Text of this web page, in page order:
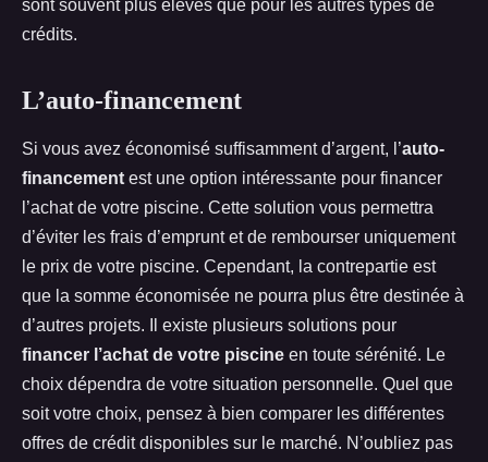
sont souvent plus élevés que pour les autres types de
crédits.
L’auto-financement
Si vous avez économisé suffisamment d’argent, l’auto-
financement est une option intéressante pour financer
l’achat de votre piscine. Cette solution vous permettra
d’éviter les frais d’emprunt et de rembourser uniquement
le prix de votre piscine. Cependant, la contrepartie est
que la somme économisée ne pourra plus être destinée à
d’autres projets. Il existe plusieurs solutions pour
financer l’achat de votre piscine en toute sérénité. Le
choix dépendra de votre situation personnelle. Quel que
soit votre choix, pensez à bien comparer les différentes
offres de crédit disponibles sur le marché. N’oubliez pas